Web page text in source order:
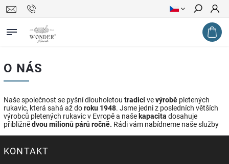
Hledat
O NÁS
Naše společnost se pyšní dlouholetou tradicívevýrobě pletených
rukavic, která sahá až doroku 1948. Jsme jedni z posledních větších
výrobců pletených rukavic v Evropě a naše kapacita dosahuje
přibližnědvou milionů párů ročně. Rádi vám nabídneme naše služby
KONTAKT